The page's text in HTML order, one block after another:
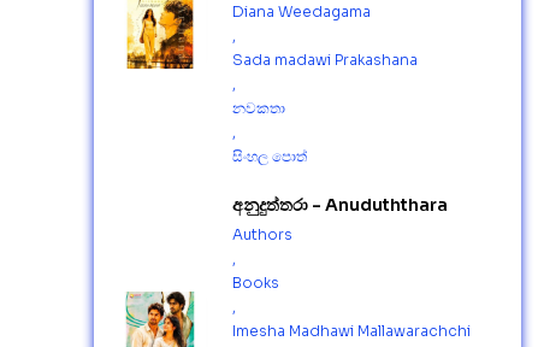
Diana Weedagama
,
Sada madawi Prakashana
,
නවකතා
,
සිංහල පොත්
අනුදුත්තරා - Anuduththara
Authors
,
Books
,
Imesha Madhawi Mallawarachchi